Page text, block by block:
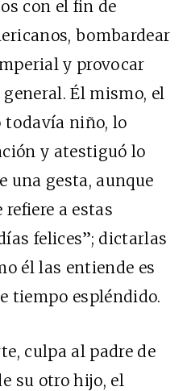
con el fin de
bombardear
y provocar
Él mismo, el
todavía niño, lo
y atestiguó lo
una gesta, aunque
a estas
felices”; dictarlas
él las entiende es
tiempo espléndido.
culpa al padre de
su otro hijo, el